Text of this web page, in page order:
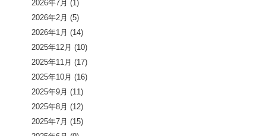
2026年7月 (1)
2026年2月 (5)
2026年1月 (14)
2025年12月 (10)
2025年11月 (17)
2025年10月 (16)
2025年9月 (11)
2025年8月 (12)
2025年7月 (15)